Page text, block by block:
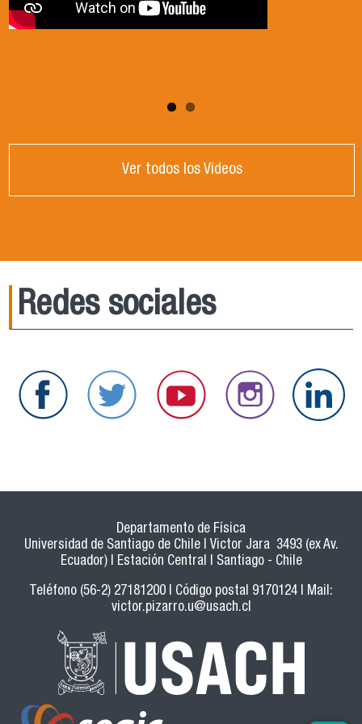
Ver todos los Videos
Redes sociales
Departamento de Física
Universidad de Santiago de Chile | Victor Jara 3493 (ex Av.
Ecuador) | Estación Central | Santiago - Chile
Teléfono (56-2) 27181200 | Código postal 9170124 | Mail:
victor.pizarro.u@usach.cl